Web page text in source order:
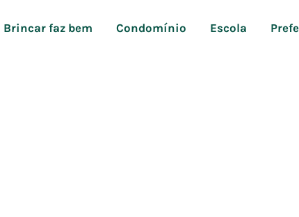
Brincar faz bem Condomínio Escola